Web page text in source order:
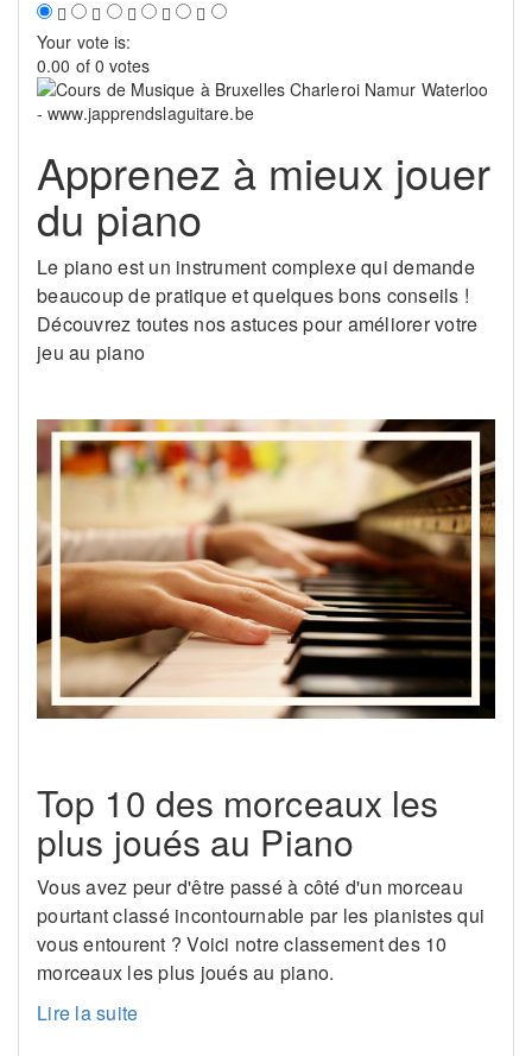
Your vote is:
0.00 of 0 votes
Apprenez à mieux jouer
du piano
Le piano est un instrument complexe qui demande
beaucoup de pratique et quelques bons conseils !
Découvrez toutes nos astuces pour améliorer votre
jeu au piano
Top 10 des morceaux les
plus joués au Piano
Vous avez peur d'être passé à côté d'un morceau
pourtant classé incontournable par les pianistes qui
vous entourent ? Voici notre classement des 10
morceaux les plus joués au piano.
Lire la suite